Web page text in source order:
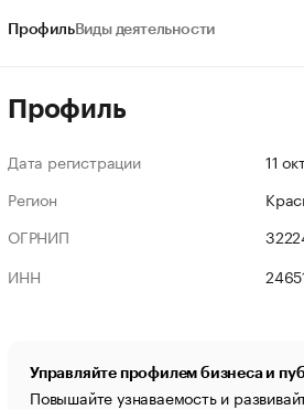
ПрофильВиды деятельности
Профиль
Дата регистрации
11
Регион
ОГРНИП
ИНН
Управляйте профилем бизнеса и
Повышайте узнаваемость и